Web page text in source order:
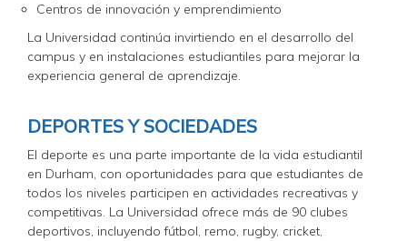
Centros de innovación y emprendimiento
La Universidad continúa invirtiendo en el desarrollo del
campus y en instalaciones estudiantiles para mejorar la
experiencia general de aprendizaje.
DEPORTES Y SOCIEDADES
El deporte es una parte importante de la vida estudiantil
en Durham, con oportunidades para que estudiantes de
todos los niveles participen en actividades recreativas y
competitivas. La Universidad ofrece más de 90 clubes
deportivos, incluyendo fútbol, remo, rugby, cricket,